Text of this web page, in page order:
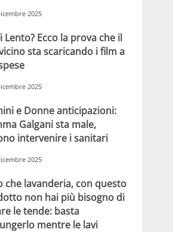
2025
Lento? Ecco la prova che il
sta scaricando i film a
2025
e Donne anticipazioni:
Galgani sta male,
intervenire i sanitari
2025
che lavanderia, con questo
non hai più bisogno di
le tende: basta
mentre le lavi